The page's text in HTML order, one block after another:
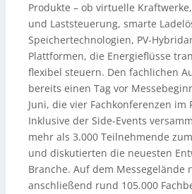
Produkte – ob virtuelle
und Laststeuerung, smarte
Speichertechnologien, PV-
Plattformen, die Energieflüsse
flexibel steuern. Den fachlichen
bereits einen Tag vor
Juni, die vier Fachkonferenzen im
Inklusive der Side-Events
mehr als 3.000 Teilnehmende
und diskutierten die neuesten
Branche. Auf dem Messegelände
anschließend rund 105.000